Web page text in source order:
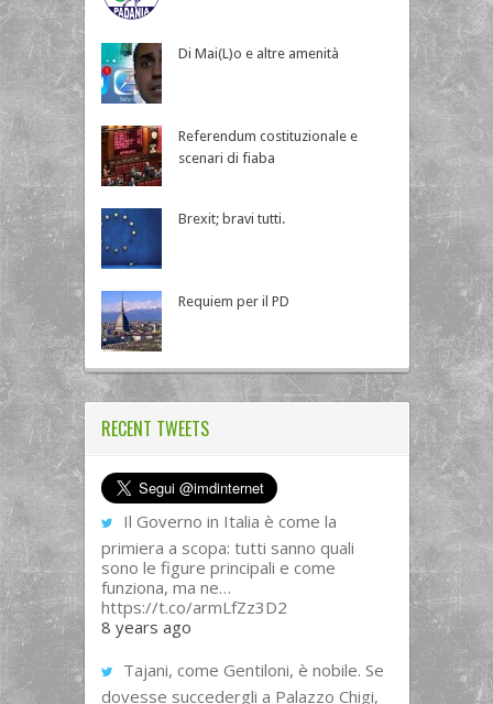
Di Mai(L)o e altre amenità
Referendum costituzionale e
scenari di fiaba
Brexit; bravi tutti.
Requiem per il PD
RECENT TWEETS
Il Governo in Italia è come la
primiera a scopa: tutti sanno quali
sono le figure principali e come
funziona, ma ne…
https://t.co/armLfZz3D2
8 years ago
Tajani, come Gentiloni, è nobile. Se
dovesse succedergli a Palazzo Chigi,